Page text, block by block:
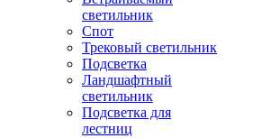
светильник
Спот
Трековый светильник
Подсветка
Ландшафтный
светильник
Подсветка для
лестниц